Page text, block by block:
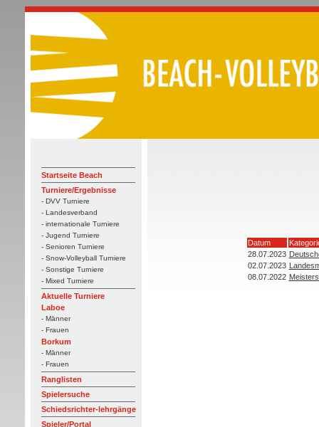
Startseite Beach
Turniere/Ergebnisse
- DVV Turniere
- Landesverband
- internationale Turniere
- Jugend Turniere
- Senioren Turniere
- Snow-Volleyball Turniere
- Sonstige Turniere
- Mixed Turniere
Aktuelle Turniere
Laboe
- Männer
- Frauen
Borkum
- Männer
- Frauen
Ranglisten
Spielersuche
Schiedsrichter-lehrgänge
Spieler/Portal
Datum
28.07.2023
02.07.2023
08.07.2022